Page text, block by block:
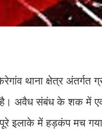
थाना क्षेत्र अंतर्गत
अवैध संबंध के शक में एक
इलाके में हड़कंप मच